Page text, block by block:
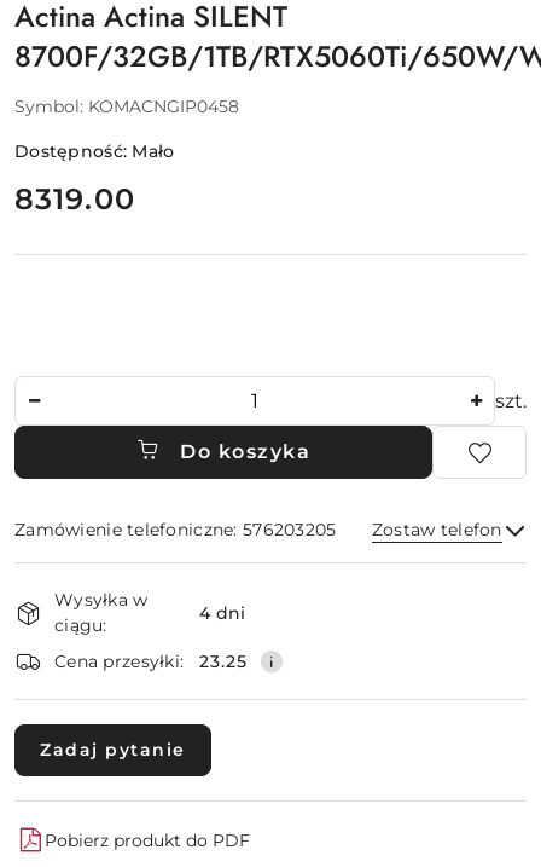
Actina Actina SILENT
8700F/32GB/1TB/RTX5060Ti/650W/
Symbol: KOMACNGIP0458
Dostępność: Mało
cena:
8319.00
szt.
Do koszyka
Zamówienie telefoniczne: 576203205 Zostaw telefon
i
dostawa
Wysyłka w
ciągu:
4 dni
Cena przesyłki: 23.25
Zadaj pytanie
Pobierz produkt do PDF